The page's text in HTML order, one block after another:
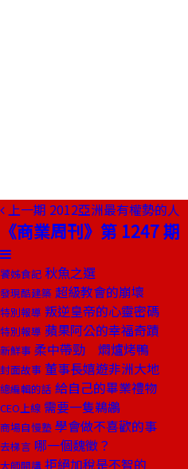
上一期 2012亞洲最有權勢的人
《商業周刊》第 1247 期
饕姊食記 秋魚之選
發現酷建築 超級教會的崩壞
特別報導 叛逆皇帝的心靈密碼
特別報導 蘋果阿公的幸福奇蹟
新鮮事 柔中帶勁 燜爐烤鴨
封面故事 董事長嬉遊非洲大地
總編輯的話 給自己的畢業禮物
CEO上線 需要一隻鵜鶘
商場自慢塾 學會做不喜歡的事
去梯言 哪一個魏徵？
大師開講 拒絕加稅是不智的